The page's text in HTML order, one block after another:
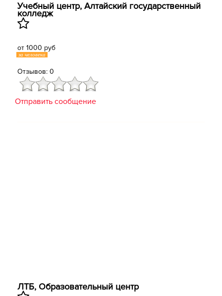
Учебный центр, Алтайский государственный
колледж
от 1000 руб
за человека
Отзывов: 0
Отправить сообщение
ЛТБ, Образовательный центр